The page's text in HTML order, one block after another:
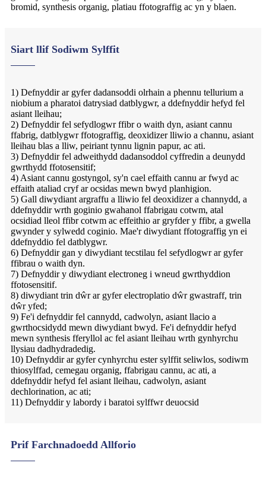
bromid, synthesis organig, platiau ffotograffig ac yn y blaen.
Siart llif Sodiwm Sylffit
1) Defnyddir ar gyfer dadansoddi olrhain a phennu tellurium a
niobium a pharatoi datrysiad datblygwr, a ddefnyddir hefyd fel
asiant lleihau;
2) Defnyddir fel sefydlogwr ffibr o waith dyn, asiant cannu
ffabrig, datblygwr ffotograffig, deoxidizer lliwio a channu, asiant
lleihau blas a lliw, peiriant tynnu lignin papur, ac ati.
3) Defnyddir fel adweithydd dadansoddol cyffredin a deunydd
gwrthydd ffotosensitif;
4) Asiant cannu gostyngol, sy'n cael effaith cannu ar fwyd ac
effaith ataliad cryf ar ocsidas mewn bwyd planhigion.
5) Gall diwydiant argraffu a lliwio fel deoxidizer a channydd, a
ddefnyddir wrth goginio gwahanol ffabrigau cotwm, atal
ocsidiad lleol ffibr cotwm ac effeithio ar gryfder y ffibr, a gwella
gwynder y sylwedd coginio. Mae'r diwydiant ffotograffig yn ei
ddefnyddio fel datblygwr.
6) Defnyddir gan y diwydiant tecstilau fel sefydlogwr ar gyfer
ffibrau o waith dyn.
7) Defnyddir y diwydiant electroneg i wneud gwrthyddion
ffotosensitif.
8) diwydiant trin dŵr ar gyfer electroplatio dŵr gwastraff, trin
dŵr yfed;
9) Fe'i defnyddir fel cannydd, cadwolyn, asiant llacio a
gwrthocsidydd mewn diwydiant bwyd. Fe'i defnyddir hefyd
mewn synthesis fferyllol ac fel asiant lleihau wrth gynhyrchu
llysiau dadhydradedig.
10) Defnyddir ar gyfer cynhyrchu ester sylffit seliwlos, sodiwm
thiosylffad, cemegau organig, ffabrigau cannu, ac ati, a
ddefnyddir hefyd fel asiant lleihau, cadwolyn, asiant
dechlorination, ac ati;
11) Defnyddir y labordy i baratoi sylffwr deuocsid
Prif Farchnadoedd Allforio